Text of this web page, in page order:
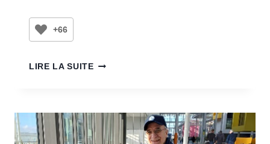
+66
LIRE LA SUITE